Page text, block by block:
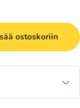
ostoskoriin